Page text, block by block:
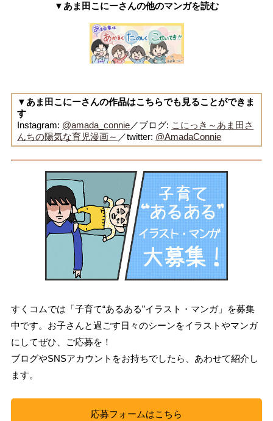
▼あま田こにーさんの他のマンガを読む
▼あま田こにーさんの作品はこちらでも見ることができま
す
Instagram: @amada_connie／ブログ: こにっき～あま田さ
んちの陽気な育児漫画～ ／twitter: @AmadaConnie
すくコムでは「子育て“あるある”イラスト・マンガ」を募集
中です。お子さんと過ごす日々のシーンをイラストやマンガ
にしてぜひ、ご応募を！
ブログやSNSアカウントをお持ちでしたら、あわせて紹介し
ます。
応募フォームはこちら